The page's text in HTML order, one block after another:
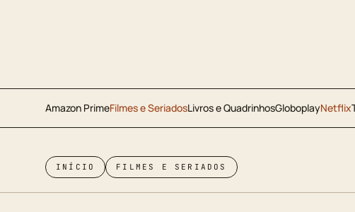
Amazon PrimeFilmes e SeriadosLivros e QuadrinhosGloboplayNetflix
INÍCIO FILMES E SERIADOS